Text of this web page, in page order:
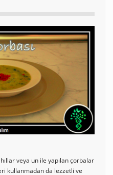
veya un ile yapılan çorbalar
kullanmadan da lezzetli ve